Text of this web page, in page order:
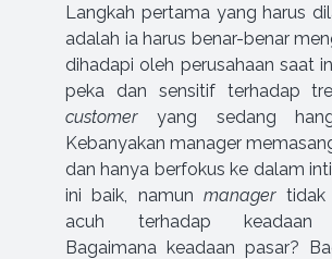
Langkah pertama yang harus
adalah ia harus benar-benar
dihadapi oleh perusahaan saat
peka dan sensitif terhadap
customer yang sedang
Kebanyakan manager
dan hanya berfokus ke dalam
ini baik, namunmanager
acuh terhadap keadaan
Bagaimana keadaan pasar?